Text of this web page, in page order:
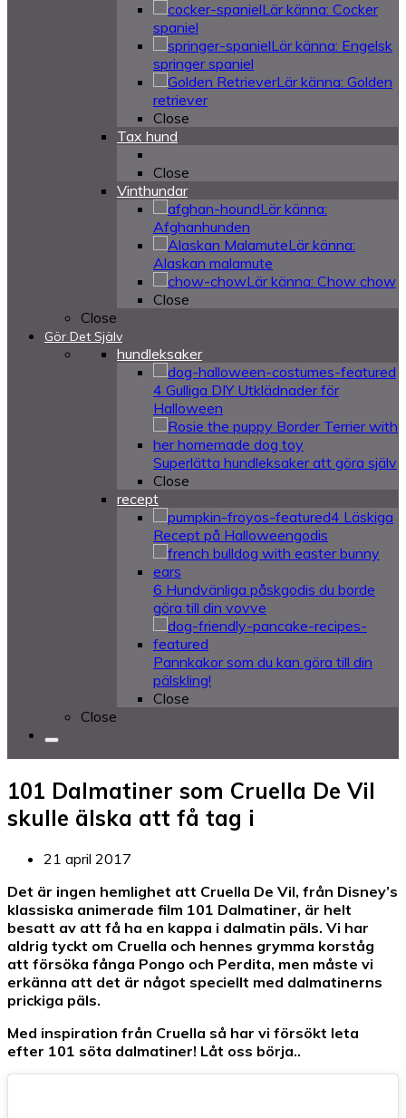
Lär känna: Cocker
spaniel
Lär känna: Engelsk
springer spaniel
Lär känna: Golden
retriever
Close
Tax hund
Close
Vinthundar
Lär känna:
Afghanhunden
Lär känna:
Alaskan malamute
Lär känna: Chow chow
Close
Close
Gör Det Själv
hundleksaker
4 Gulliga DIY Utklädnader för
Halloween
Superlätta hundleksaker att göra själv
Close
recept
4 Läskiga
Recept på Halloweengodis
6 Hundvänliga påskgodis du borde
göra till din vovve
Pannkakor som du kan göra till din
pälskling!
Close
Close
101 Dalmatiner som Cruella De Vil
skulle älska att få tag i
21 april 2017
Det är ingen hemlighet att Cruella De Vil, från Disney’s
klassiska animerade film 101 Dalmatiner, är helt
besatt av att få ha en kappa i dalmatin päls. Vi har
aldrig tyckt om Cruella och hennes grymma korståg
att försöka fånga Pongo och Perdita, men måste vi
erkänna att det är något speciellt med dalmatinerns
prickiga päls.
Med inspiration från Cruella så har vi försökt leta
efter 101 söta dalmatiner! Låt oss börja..